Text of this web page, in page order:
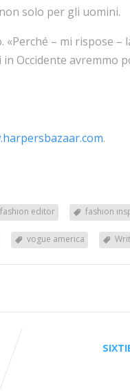
solo per gli uomini.
– mi rispose
Occidente
.
fashion editor fashion
vogue america